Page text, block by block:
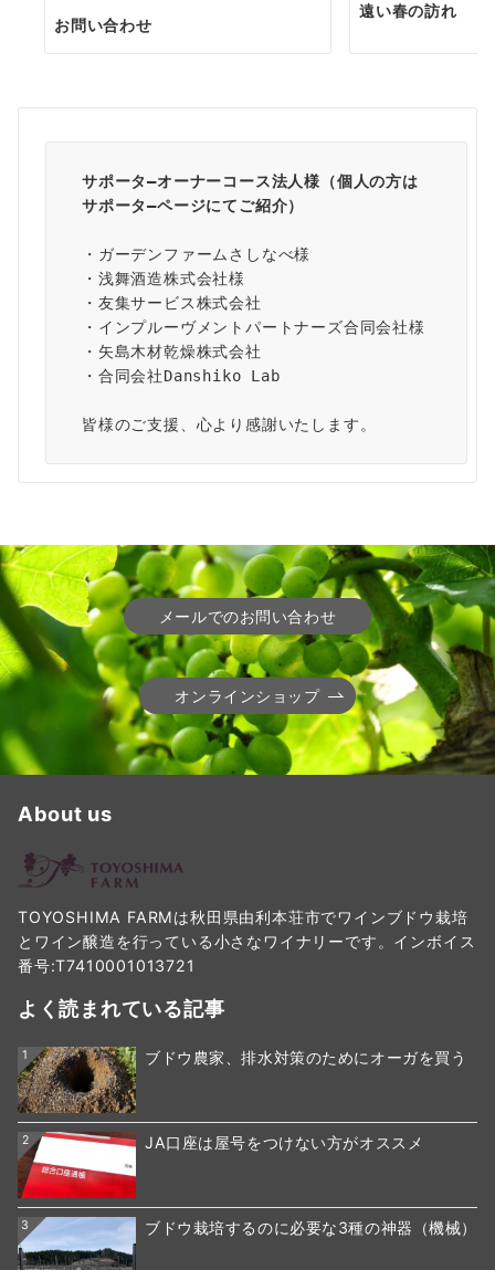
お問い合わせ
遠い春の訪れ
サポータ―オーナーコース法人様（個人の方は
サポータ―ページにてご紹介）
・ガーデンファームさしなべ様
・浅舞酒造株式会社様
・友集サービス株式会社
・インプルーヴメントパートナーズ合同会社様
・矢島木材乾燥株式会社
・合同会社Danshiko Lab
皆様のご支援、心より感謝いたします。
メールでのお問い合わせ
オンラインショップ
About us
TOYOSHIMA FARMは秋田県由利本荘市でワインブドウ栽培
とワイン醸造を行っている小さなワイナリーです。インボイス
番号:T7410001013721
よく読まれている記事
1 ブドウ農家、排水対策のためにオーガを買う
2 JA口座は屋号をつけない方がオススメ
3 ブドウ栽培するのに必要な3種の神器（機械）